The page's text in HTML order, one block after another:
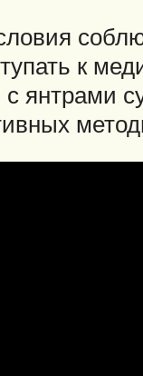
к
янтрами